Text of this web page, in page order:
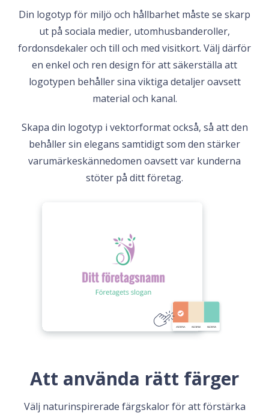
Din logotyp för miljö och hållbarhet måste se skarp
ut på sociala medier, utomhusbanderoller,
fordonsdekaler och till och med visitkort. Välj därför
en enkel och ren design för att säkerställa att
logotypen behåller sina viktiga detaljer oavsett
material och kanal.
Skapa din logotyp i vektorformat också, så att den
behåller sin elegans samtidigt som den stärker
varumärkeskännedomen oavsett var kunderna
stöter på ditt företag.
Att använda rätt färger
Välj naturinspirerade färgskalor för att förstärka